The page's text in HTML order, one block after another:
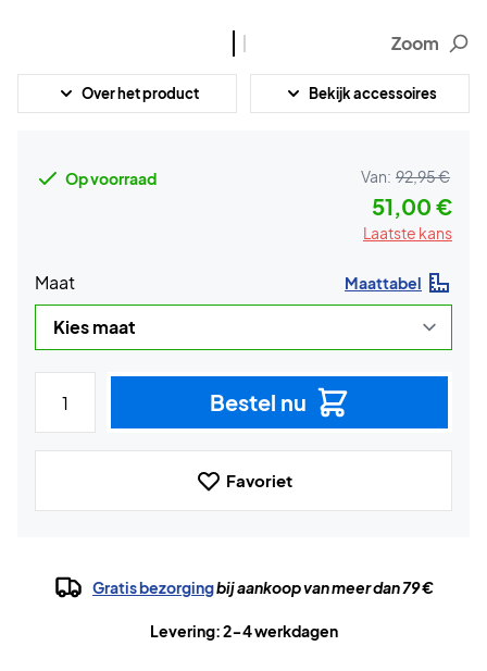
Zoom
Over het product Bekijk accessoires
Op voorraad Van: 92,95 €
51,00 €
Laatste kans
Maat Maattabel
Bestel nu
Favoriet
Gratis bezorgingbij aankoop van meer dan 79 €
Levering: 2-4 werkdagen